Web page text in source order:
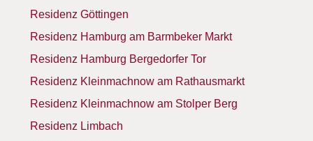
Residenz Göttingen
Residenz Hamburg am Barmbeker Markt
Residenz Hamburg Bergedorfer Tor
Residenz Kleinmachnow am Rathausmarkt
Residenz Kleinmachnow am Stolper Berg
Residenz Limbach